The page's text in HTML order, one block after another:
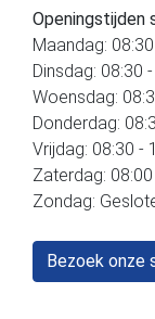
Openingstijden
Maandag:
Dinsdag: 08:30
Woensdag:
Donderdag:
Vrijdag: 08:30 -
Zaterdag:
Zondag:
Bezoek onze